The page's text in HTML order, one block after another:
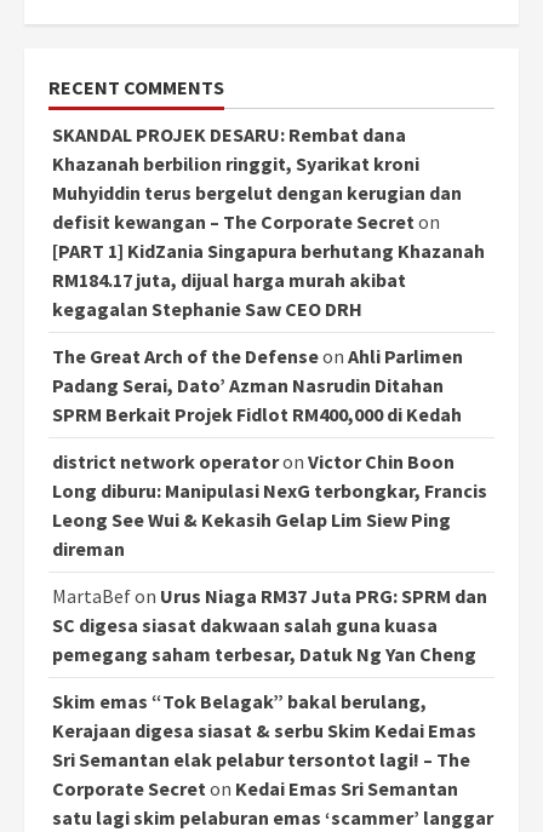
RECENT COMMENTS
SKANDAL PROJEK DESARU: Rembat dana
Khazanah berbilion ringgit, Syarikat kroni
Muhyiddin terus bergelut dengan kerugian dan
defisit kewangan – The Corporate Secreton
[PART 1] KidZania Singapura berhutang Khazanah
RM184.17 juta, dijual harga murah akibat
kegagalan Stephanie Saw CEO DRH
The Great Arch of the Defenseon Ahli Parlimen
Padang Serai, Dato’ Azman Nasrudin Ditahan
SPRM Berkait Projek Fidlot RM400,000 di Kedah
district network operatoron Victor Chin Boon
Long diburu: Manipulasi NexG terbongkar, Francis
Leong See Wui & Kekasih Gelap Lim Siew Ping
direman
MartaBefon Urus Niaga RM37 Juta PRG: SPRM dan
SC digesa siasat dakwaan salah guna kuasa
pemegang saham terbesar, Datuk Ng Yan Cheng
Skim emas “Tok Belagak” bakal berulang,
Kerajaan digesa siasat & serbu Skim Kedai Emas
Sri Semantan elak pelabur tersontot lagi! – The
Corporate Secreton Kedai Emas Sri Semantan
satu lagi skim pelaburan emas ‘scammer’ langgar